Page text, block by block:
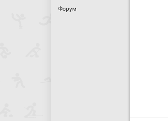
Форум